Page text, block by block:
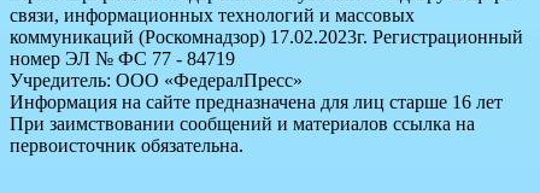
связи, информационных технологий и массовых
коммуникаций (Роскомнадзор) 17.02.2023г. Регистрационный
номер ЭЛ № ФС 77 - 84719
Учредитель: ООО «ФедералПресс»
Информация на сайте предназначена для лиц старше 16 лет
При заимствовании сообщений и материалов ссылка на
первоисточник обязательна.